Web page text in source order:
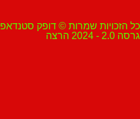
שמרות © דופק סטנדאפ ובידור 2014-2024.